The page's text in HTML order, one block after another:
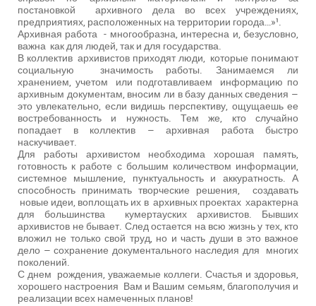
постановкой архивного дела во всех учреждениях,
предприятиях, расположенных на территории города…»¹.
Архивная работа - многообразна, интересна и, безусловно,
важна как для людей, так и для государства.
В коллектив архивистов приходят люди, которые понимают
социальную значимость работы. Занимаемся ли
хранением, учетом или подготавливаем информацию по
архивным документам, вносим ли в базу данных сведения –
это увлекательно, если видишь перспективу, ощущаешь ее
востребованность и нужность. Тем же, кто случайно
попадает в коллектив – архивная работа быстро
наскучивает.
Для работы архивистом необходима хорошая память,
готовность к работе с большим количеством информации,
системное мышление, пунктуальность и аккуратность. А
способность принимать творческие решения, создавать
новые идеи, воплощать их в архивных проектах характерна
для большинства кумертауских архивистов. Бывших
архивистов не бывает. След остается на всю жизнь у тех, кто
вложил не только свой труд, но и часть души в это важное
дело – сохранение документального наследия для многих
поколений.
С днем рождения, уважаемые коллеги. Счастья и здоровья,
хорошего настроения Вам и Вашим семьям, благополучия и
реализации всех намеченных планов!